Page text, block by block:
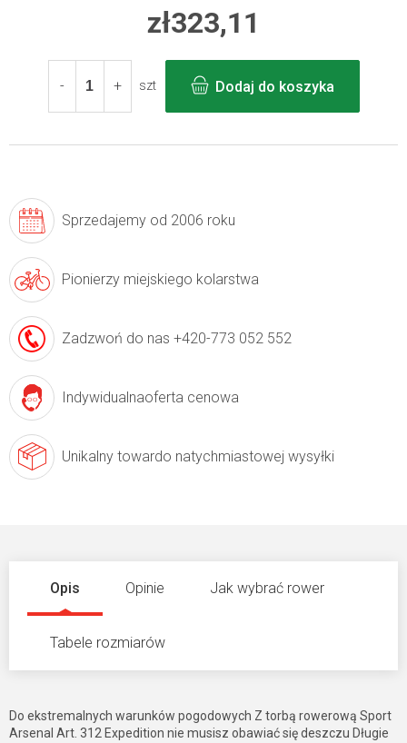
zł323,11
jednostkowa:
szt
Dodaj do koszyka
Sprzedajemy od 2006 roku
Pionierzy miejskiego kolarstwa
Zadzwoń do nas +420-773 052 552
Indywidualnaoferta cenowa
Unikalny towardo natychmiastowej wysyłki
Opis Opinie Jak wybrać rower
Tabele rozmiarów
Do ekstremalnych warunków pogodowych Z torbą rowerową Sport
Arsenal Art. 312 Expedition nie musisz obawiać się deszczu Długie